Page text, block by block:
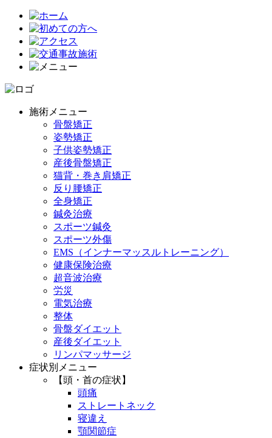
施術メニュー
骨盤矯正
姿勢矯正
子供姿勢矯正
産後骨盤矯正
猫背・巻き肩矯正
反り腰矯正
全身矯正
鍼灸治療
スポーツ鍼灸
スポーツ外傷
EMS（インナーマッスルトレーニング）
健康保険治療
超音波治療
労災
電気治療
整体
骨盤ダイエット
産後ダイエット
リンパマッサージ
症状別メニュー
【頭・首の症状】
頭痛
ストレートネック
寝違え
顎関節症